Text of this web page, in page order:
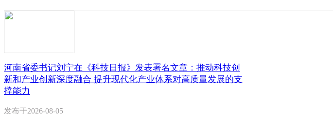
河南省委书记刘宁在《科技日报》发表署名文章：推动科技创
新和产业创新深度融合 提升现代化产业体系对高质量发展的支
撑能力
发布于2026-08-05